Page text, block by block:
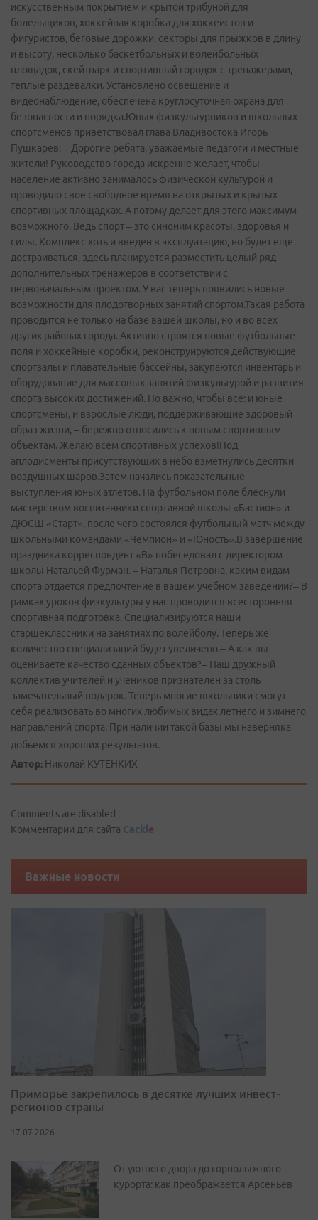
искусственным покрытием и крытой трибуной для
болельщиков, хоккейная коробка для хоккеистов и
фигуристов, беговые дорожки, секторы для прыжков в длину
и высоту, несколько баскетбольных и волейбольных
площадок, скейтпарк и спортивный городок с тренажерами,
теплые раздевалки. Установлено освещение и
видеонаблюдение, обеспечена круглосуточная охрана для
безопасности и порядка.Юных физкультурников и школьных
спортсменов приветствовал глава Владивостока Игорь
Пушкарев: – Дорогие ребята, уважаемые педагоги и местные
жители! Руководство города искренне желает, чтобы
население активно занималось физической культурой и
проводило свое свободное время на открытых и крытых
спортивных площадках. А потому делает для этого максимум
возможного. Ведь спорт – это синоним красоты, здоровья и
силы. Комплекс хоть и введен в эксплуатацию, но будет еще
достраиваться, здесь планируется разместить целый ряд
дополнительных тренажеров в соответствии с
первоначальным проектом. У вас теперь появились новые
возможности для плодотворных занятий спортом.Такая работа
проводится не только на базе вашей школы, но и во всех
других районах города. Активно строятся новые футбольные
поля и хоккейные коробки, реконструируются действующие
спортзалы и плавательные бассейны, закупаются инвентарь и
оборудование для массовых занятий физкультурой и развития
спорта высоких достижений. Но важно, чтобы все: и юные
спортсмены, и взрослые люди, поддерживающие здоровый
образ жизни, – бережно относились к новым спортивным
объектам. Желаю всем спортивных успехов!Под
аплодисменты присутствующих в небо взметнулись десятки
воздушных шаров.Затем начались показательные
выступления юных атлетов. На футбольном поле блеснули
мастерством воспитанники спортивной школы «Бастион» и
ДЮСШ «Старт», после чего состоялся футбольный матч между
школьными командами «Чемпион» и «Юность».В завершение
праздника корреспондент «В» побеседовал с директором
школы Натальей Фурман. – Наталья Петровна, каким видам
спорта отдается предпочтение в вашем учебном заведении?– В
рамках уроков физкультуры у нас проводится всесторонняя
спортивная подготовка. Специализируются наши
старшеклассники на занятиях по волейболу. Теперь же
количество специализаций будет увеличено.– А как вы
оцениваете качество сданных объектов?– Наш дружный
коллектив учителей и учеников признателен за столь
замечательный подарок. Теперь многие школьники смогут
себя реализовать во многих любимых видах летнего и зимнего
направлений спорта. При наличии такой базы мы наверняка
добьемся хороших результатов.
Автор: Николай КУТЕНКИХ
Comments are disabled
Комментарии для сайта Cackle
Важные новости
Приморье закрепилось в десятке лучших инвест-
регионов страны
17.07.2026
От уютного двора до горнолыжного
курорта: как преображается Арсеньев